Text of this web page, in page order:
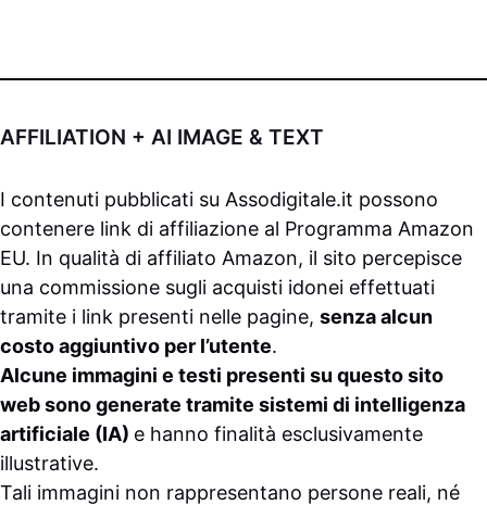
AFFILIATION + AI IMAGE & TEXT
I contenuti pubblicati su Assodigitale.it possono
contenere link di affiliazione al Programma Amazon
EU. In qualità di affiliato Amazon, il sito percepisce
una commissione sugli acquisti idonei effettuati
tramite i link presenti nelle pagine, senza alcun
costo aggiuntivo per l’utente.
Alcune immagini e testi presenti su questo sito
web sono generate tramite sistemi di intelligenza
artificiale (IA) e hanno finalità esclusivamente
illustrative.
Tali immagini non rappresentano persone reali, né